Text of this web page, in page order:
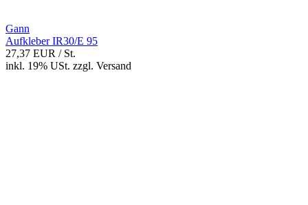
Gann
Aufkleber IR30/E 95
27,37 EUR / St.
inkl. 19% USt. zzgl. Versand